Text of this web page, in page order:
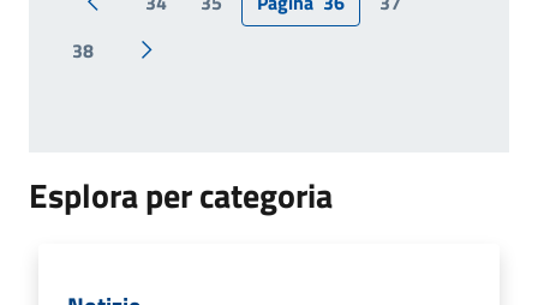
Pagina precedente
38
Pagina successiva
Esplora per categoria